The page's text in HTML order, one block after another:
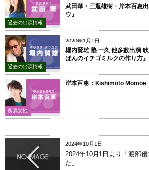
過去の出演情報
武田華・三瓶雄樹・岸本百
ウ』
2020年1月1日
過去の出演情報
堀内賢雄 塾 一久 他多数出演
ばんのイチゴミルクの作り方』
所属女性
岸本百恵：Kishimoto Momoe
2024年10月1日
2024年10月1日より「渡部
た。